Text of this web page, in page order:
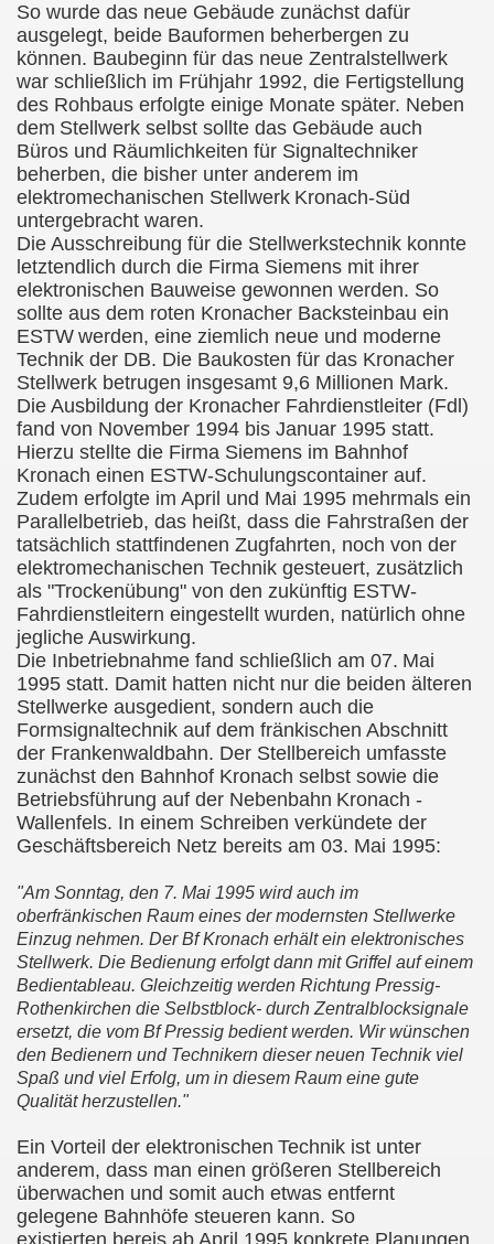
So wurde das neue Gebäude zunächst dafür
ausgelegt, beide Bauformen beherbergen zu
können. Baubeginn für das neue Zentralstellwerk
war schließlich im Frühjahr 1992, die Fertigstellung
des Rohbaus erfolgte einige Monate später. Neben
dem Stellwerk selbst sollte das Gebäude auch
Büros und Räumlichkeiten für Signaltechniker
beherben, die bisher unter anderem im
elektromechanischen Stellwerk Kronach-Süd
untergebracht waren.
Die Ausschreibung für die Stellwerkstechnik konnte
letztendlich durch die Firma Siemens mit ihrer
elektronischen Bauweise gewonnen werden. So
sollte aus dem roten Kronacher Backsteinbau ein
ESTW werden, eine ziemlich neue und moderne
Technik der DB. Die Baukosten für das Kronacher
Stellwerk betrugen insgesamt 9,6 Millionen Mark.
Die Ausbildung der Kronacher Fahrdienstleiter (Fdl)
fand von November 1994 bis Januar 1995 statt.
Hierzu stellte die Firma Siemens im Bahnhof
Kronach einen ESTW-Schulungscontainer auf.
Zudem erfolgte im April und Mai 1995 mehrmals ein
Parallelbetrieb, das heißt, dass die Fahrstraßen der
tatsächlich stattfindenen Zugfahrten, noch von der
elektromechanischen Technik gesteuert, zusätzlich
als "Trockenübung" von den zukünftig ESTW-
Fahrdienstleitern eingestellt wurden, natürlich ohne
jegliche Auswirkung.
Die Inbetriebnahme fand schließlich am 07. Mai
1995 statt. Damit hatten nicht nur die beiden älteren
Stellwerke ausgedient, sondern auch die
Formsignaltechnik auf dem fränkischen Abschnitt
der Frankenwaldbahn. Der Stellbereich umfasste
zunächst den Bahnhof Kronach selbst sowie die
Betriebsführung auf der Nebenbahn Kronach -
Wallenfels. In einem Schreiben verkündete der
Geschäftsbereich Netz bereits am 03. Mai 1995:
"Am Sonntag, den 7. Mai 1995 wird auch im
oberfränkischen Raum eines der modernsten Stellwerke
Einzug nehmen. Der Bf Kronach erhält ein elektronisches
Stellwerk. Die Bedienung erfolgt dann mit Griffel auf einem
Bedientableau. Gleichzeitig werden Richtung Pressig-
Rothenkirchen die Selbstblock- durch Zentralblocksignale
ersetzt, die vom Bf Pressig bedient werden. Wir wünschen
den Bedienern und Technikern dieser neuen Technik viel
Spaß und viel Erfolg, um in diesem Raum eine gute
Qualität herzustellen."
Ein Vorteil der elektronischen Technik ist unter
anderem, dass man einen größeren Stellbereich
überwachen und somit auch etwas entfernt
gelegene Bahnhöfe steueren kann. So
existierten bereis ab April 1995 konkrete Planungen